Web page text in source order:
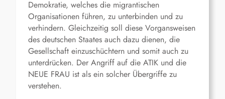
Demokratie, welches die migrantischen
Organisationen führen, zu unterbinden und zu
verhindern. Gleichzeitig soll diese Vorgansweisen
des deutschen Staates auch dazu dienen, die
Gesellschaft einzuschüchtern und somit auch zu
unterdrücken. Der Angriff auf die ATIK und die
NEUE FRAU ist als ein solcher Übergriffe zu
verstehen.